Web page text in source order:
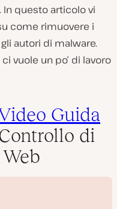
questo articolo vi
come rimuovere i
autori di malware.
vuole un po’ di lavoro
Guida
di